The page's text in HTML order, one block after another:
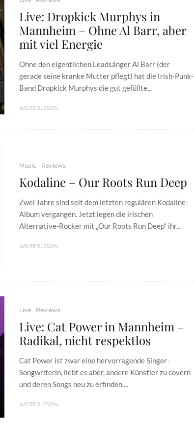
Live: Dropkick Murphys in
Mannheim – Ohne Al Barr, aber
mit viel Energie
Ohne den eigentlichen Leadsänger Al Barr (der
gerade seine kranke Mutter pflegt) hat die Irish-Punk-
Band Dropkick Murphys die gut gefüllte...
WEITERLESEN
Music Reviews
Kodaline – Our Roots Run Deep
Zwei Jahre sind seit dem letzten regulären Kodaline-
Album vergangen. Jetzt legen die irischen
Alternative-Rocker mit „Our Roots Run Deep“ ihr...
WEITERLESEN
Live Reviews
Live: Cat Power in Mannheim –
Radikal, nicht respektlos
Cat Power ist zwar eine hervorragende Singer-
Songwriterin, liebt es aber, andere Künstler zu covern
und deren Songs neu zu erfinden....
WEITERLESEN